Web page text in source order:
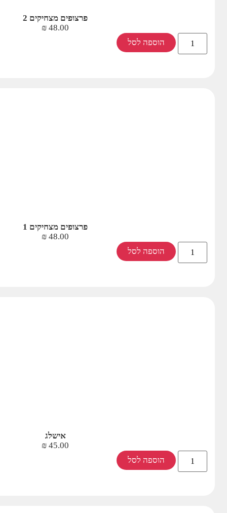
פרצופים מצחיקים 2
48.00
₪
הוספה לסל
פרצופים מצחיקים 1
48.00
₪
הוספה לסל
אישלג
45.00
₪
הוספה לסל